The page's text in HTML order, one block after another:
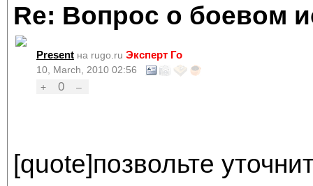
Re: Вопрос о боевом
Present на rugo.ru Эксперт Го
10, March, 2010 02:56
+
0 –
[quote]позвольте